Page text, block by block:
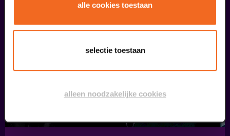
alle cookies toestaan
selectie toestaan
alleen noodzakelijke cookies